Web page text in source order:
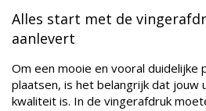
Alles start met de
aanlevert
Om een mooie en vooral duidelijke
plaatsen, is het belangrijk dat jouw
kwaliteit is. In de vingerafdruk